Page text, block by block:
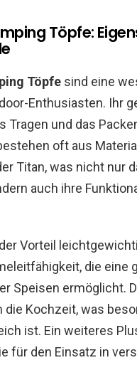
Töpfe:
Töpfe sind eine
Enthusiasten. Ihr
Tragen und das
oft aus
Titan, was nicht nur
auch ihre
Vorteil
die eine
Speisen ermöglicht.
die Kochzeit, was
ist. Ein weiteres
für den Einsatz in